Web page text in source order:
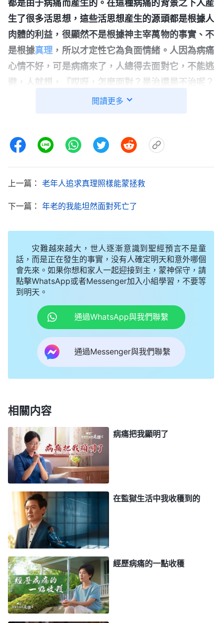
都是由于病痛而産生的。在這種病痛的背景之下人産
生了很多活思想，這些活思想産生的源頭都是根據人
肉體的利益，很顯然不是根據神主宰萬物的事實、不
是根據真理 ，所以才定性它為負面情緒。人因為病痛
心情不好，可是病痛來了，人總得去面對它，不能逃
避，人就想，『哎呀，怎麽面對？是治還是不治呢？
不治會怎樣？治會怎樣？』想着想着就愁起來了，對
……負面情緒一直纏繞着他，不但不能扭轉、改變他
逐步地産生了對神的誤解、埋怨、懷疑。這個過程就
敗壞性情一當家做事了，就不僅僅是有負面情緒了，
了，這就不是簡單的負面情緒了，不是只想一想，只
活在一種狀態之下了，而是由這種狀態産生了思想、
觀點、定意，産生了行動、做法。那麽，這種思想、
觀點、行動、做法由什麽主導了？就由敗壞性情作主
導了。」 《話・卷六 關于追求真理・怎樣追求真理
神的話揭示的就是我的情形，這段時間我就
是因為病痛活在愁苦憂慮與擔心的負面情緒裏了。回
想自從我得了冠心病、高血壓、心絞痛這些病以後，
本分預備不上善行以後不能蒙拯救。我的血壓這麽
高，要是哪天突發疾病死了，那我信神這麽多年的撇
弃花費不都徒勞了嗎？尤其看到弟兄姊妹都在忙着盡
本分我却什麽本分也盡不上，就整天活在愁苦憂慮
中，感覺前途暗淡，盼着什麽時候神能把我的病挪
去。當我的病怎麽治療也不見好轉時我就發怨言埋怨
神，認為神要顯明淘汰我。我臨到病痛一直活在愁
苦、憂慮、擔心這些負面情緒裏，不尋求神的心意，
就一個勁兒地想逃避神擺設的環境，對神没有一點兒
順服，我真是太悖逆了！我就禱告：「神哪，我知道
臨到病痛有你的美意，我不能再這樣執迷不悟了，我
願意向你回轉尋求你的心意，願你開啓我明白真
理。」
閲讀更多
上一篇： 老年人追求真理照樣能蒙拯救
下一篇： 年老的我能坦然面對死亡了
灾難越來越大，世人逐漸意識到聖經預言不是童
話，而是正在發生的事實，没有人確定明天和意外哪個
會先來。如果你想和家人一起迎接到主，蒙神保守，請
點擊WhatsApp或者Messenger加入小組學習，不要等
到明天。
通過WhatsApp與我們聯繫
通過Messenger與我們聯繫
相關内容
病痛把我顯明了
在監獄生活中我收穫到的
經歷病痛的一點收穫